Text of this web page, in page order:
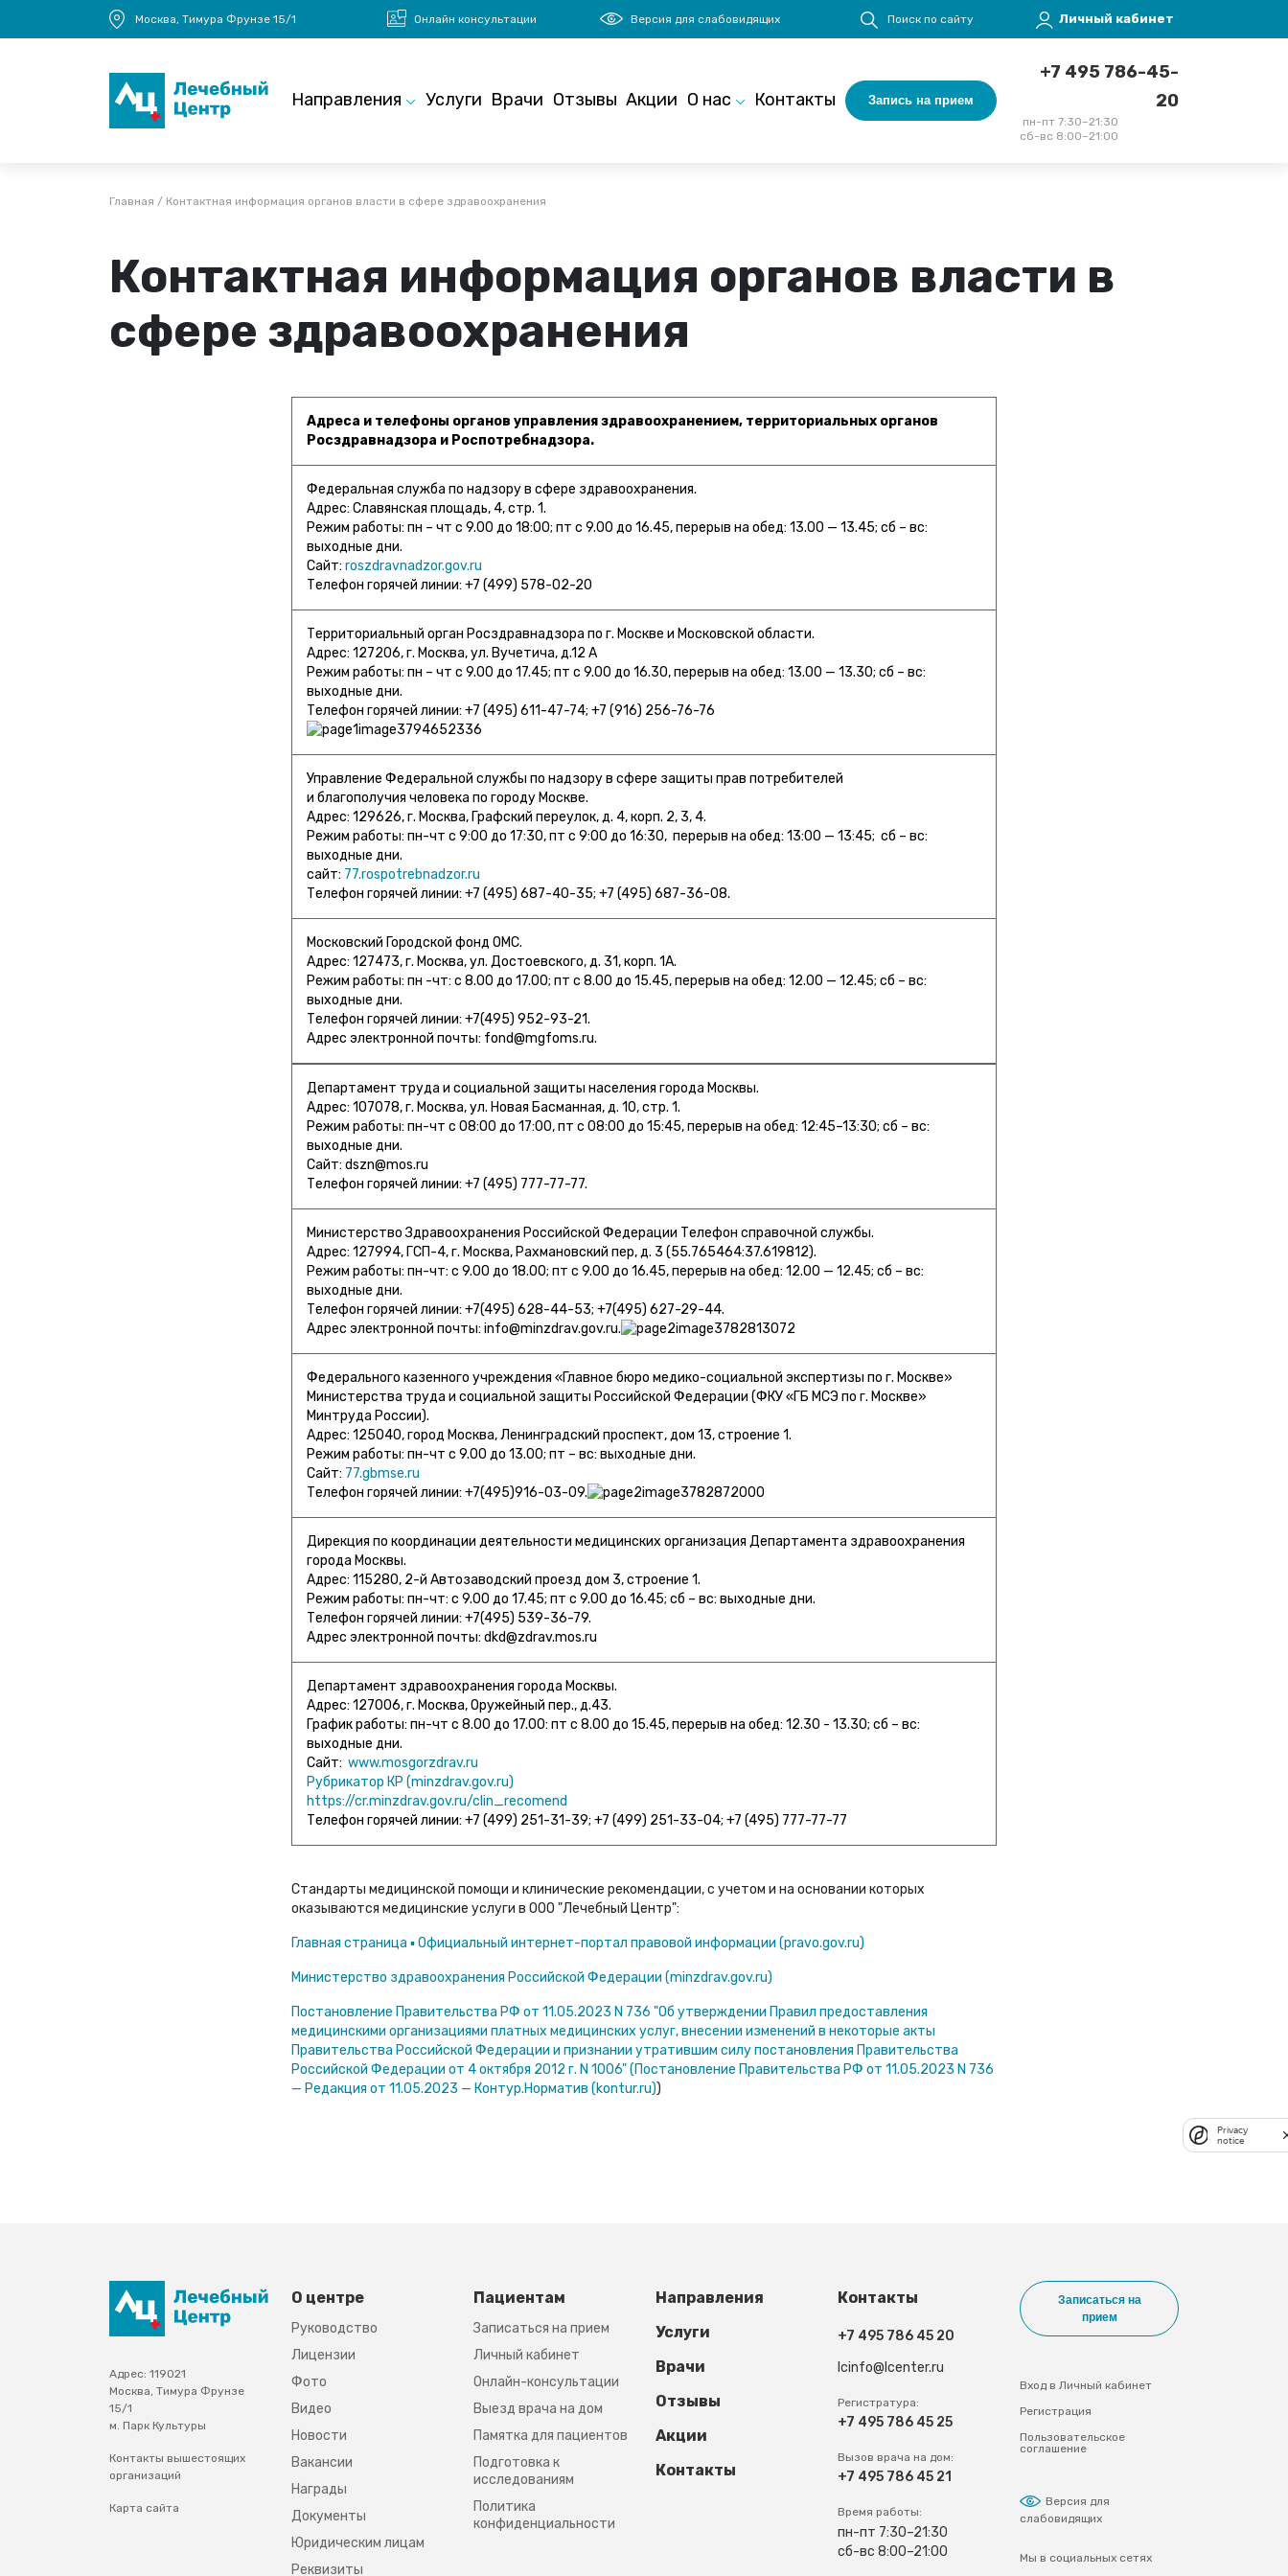
Перейти к основному содержанию
Москва, Тимура Фрунзе 15/1 Онлайн консультации Версия для слабовидящих Поиск по сайту
Меню учётной записи пользователя
Личный кабинет
Направления Услуги Врачи Отзывы Акции О нас Контакты Запись на прием
+7 495 786-45-
20
пн-пт 7:30–21:30
сб-вс 8:00–21:00
Строка навигации
Главная Контактная информация органов власти в сфере здравоохранения
Контактная информация органов власти в
сфере здравоохранения
Адреса и телефоны органов управления здравоохранением, территориальных органов
Росздравнадзора и Роспотребнадзора.
Федеральная служба по надзору в сфере здравоохранения.
Адрес: Славянская площадь, 4, стр. 1.
Режим работы: пн – чт с 9.00 до 18:00; пт с 9.00 до 16.45, перерыв на обед: 13.00 — 13.45; сб – вс:
выходные дни.
Сайт: roszdravnadzor.gov.ru
Телефон горячей линии: +7 (499) 578-02-20
Территориальный орган Росздравнадзора по г. Москве и Московской области.
Адрес: 127206, г. Москва, ул. Вучетича, д.12 А
Режим работы: пн – чт с 9.00 до 17.45; пт с 9.00 до 16.30, перерыв на обед: 13.00 — 13.30; сб – вс:
выходные дни.
Телефон горячей линии: +7 (495) 611-47-74; +7 (916) 256-76-76
Управление Федеральной службы по надзору в сфере защиты прав потребителей
и благополучия человека по городу Москве.
Адрес: 129626, г. Москва, Графский переулок, д. 4, корп. 2, 3, 4.
Режим работы: пн-чт c 9:00 до 17:30, пт c 9:00 до 16:30, перерыв на обед: 13:00 — 13:45; сб – вс:
выходные дни.
сайт: 77.rospotrebnadzor.ru
Телефон горячей линии: +7 (495) 687-40-35; +7 (495) 687-36-08.
Московский Городской фонд ОМС.
Адрес: 127473, г. Москва, ул. Достоевского, д. 31, корп. 1А.
Режим работы: пн -чт: с 8.00 до 17.00; пт с 8.00 до 15.45, перерыв на обед: 12.00 — 12.45; сб – вс:
выходные дни.
Телефон горячей линии: +7(495) 952-93-21.
Адрес электронной почты: fond@mgfoms.ru.
Департамент труда и социальной защиты населения города Москвы.
Адрес: 107078, г. Москва, ул. Новая Басманная, д. 10, стр. 1.
Режим работы: пн-чт с 08:00 до 17:00, пт с 08:00 до 15:45, перерыв на обед: 12:45–13:30; сб – вс:
выходные дни.
Сайт: dszn@mos.ru
Телефон горячей линии: +7 (495) 777-77-77.
Министерство Здравоохранения Российской Федерации Телефон справочной службы.
Адрес: 127994, ГСП-4, г. Москва, Рахмановский пер, д. 3 (55.765464:37.619812).
Режим работы: пн-чт: с 9.00 до 18.00; пт с 9.00 до 16.45, перерыв на обед: 12.00 — 12.45; сб – вс:
выходные дни.
Телефон горячей линии: +7(495) 628-44-53; +7(495) 627-29-44.
Адрес электронной почты: info@minzdrav.gov.ru.
Федерального казенного учреждения «Главное бюро медико-социальной экспертизы по г. Москве»
Министерства труда и социальной защиты Российской Федерации (ФКУ «ГБ МСЭ по г. Москве»
Минтруда России).
Адрес: 125040, город Москва, Ленинградский проспект, дом 13, строение 1.
Режим работы: пн-чт с 9.00 до 13.00; пт – вс: выходные дни.
Сайт: 77.gbmse.ru
Телефон горячей линии: +7(495)916-03-09.
Дирекция по координации деятельности медицинских организация Департамента здравоохранения
города Москвы.
Адрес: 115280, 2-й Автозаводский проезд дом 3, строение 1.
Режим работы: пн-чт: с 9.00 до 17.45; пт с 9.00 до 16.45; сб – вс: выходные дни.
Телефон горячей линии: +7(495) 539-36-79.
Адрес электронной почты: dkd@zdrav.mos.ru
Департамент здравоохранения города Москвы.
Адрес: 127006, г. Москва, Оружейный пер., д.43.
График работы: пн-чт с 8.00 до 17.00: пт с 8.00 до 15.45, перерыв на обед: 12.30 - 13.30; сб – вс:
выходные дни.
Сайт: www.mosgorzdrav.ru
Рубрикатор КР (minzdrav.gov.ru)
https://cr.minzdrav.gov.ru/clin_recomend
Телефон горячей линии: +7 (499) 251-31-39; +7 (499) 251-33-04; +7 (495) 777-77-77
Стандарты медицинской помощи и клинические рекомендации, с учетом и на основании которых
оказываются медицинские услуги в ООО "Лечебный Центр":
Главная страница ▪ Официальный интернет-портал правовой информации (pravo.gov.ru)
Министерство здравоохранения Российской Федерации (minzdrav.gov.ru)
Постановление Правительства РФ от 11.05.2023 N 736 "Об утверждении Правил предоставления
медицинскими организациями платных медицинских услуг, внесении изменений в некоторые акты
Правительства Российской Федерации и признании утратившим силу постановления Правительства
Российской Федерации от 4 октября 2012 г. N 1006" (Постановление Правительства РФ от 11.05.2023 N 736
— Редакция от 11.05.2023 — Контур.Норматив (kontur.ru))
Адрес: 119021
Москва, Тимура Фрунзе
15/1
м. Парк Культуры
Контакты вышестоящих
организаций
Карта сайта
О центре
Руководство
Лицензии
Фото
Видео
Новости
Вакансии
Награды
Документы
Юридическим лицам
Реквизиты
Пациентам
Записаться на прием
Личный кабинет
Онлайн-консультации
Выезд врача на дом
Памятка для пациентов
Подготовка к
исследованиям
Политика
конфиденциальности
Footer third
Направления
Услуги
Врачи
Отзывы
Акции
Контакты
Контакты
+7 495 786 45 20
lcinfo@lcenter.ru
Регистратура:
+7 495 786 45 25
Вызов врача на дом:
+7 495 786 45 21
Время работы:
пн-пт 7:30–21:30
сб-вс 8:00–21:00
Записаться на
прием
Вход в Личный кабинет
Регистрация
Пользовательское
соглашение
Версия для
слабовидящих
Мы в социальных сетях
Privacy
notice